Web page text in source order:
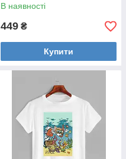
В наявності
449 ₴
Купити